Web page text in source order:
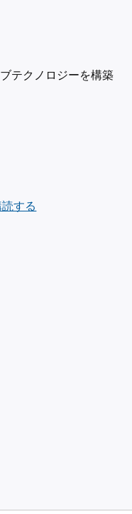
テクノロジーを構築
する